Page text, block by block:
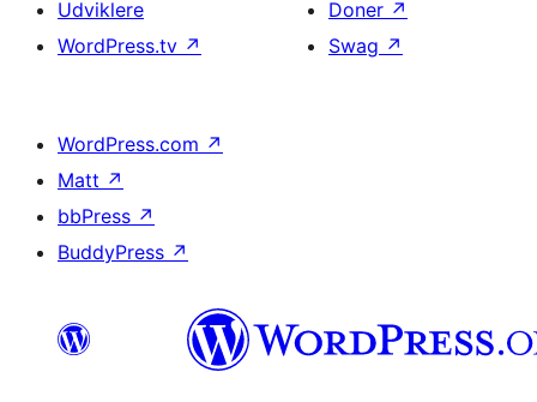
Udviklere
WordPress.tv ↗
Doner ↗
Swag ↗
WordPress.com ↗
Matt ↗
bbPress ↗
BuddyPress ↗